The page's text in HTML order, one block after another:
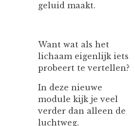
geluid maakt.
Want wat als het
lichaam eigenlijk iets
probeert te vertellen?
In deze nieuwe
module kijk je veel
verder dan alleen de
luchtweg.